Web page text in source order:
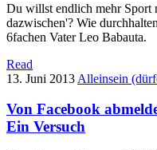
Du willst endlich mehr Sport
dazwischen'? Wie
6fachen Vater Leo Babauta.
Read
13. Juni 2013 Alleinsein
Von Facebook
Ein Versuch